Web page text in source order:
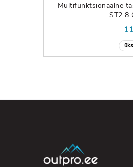
Multifunktsionaalne
ST2 8